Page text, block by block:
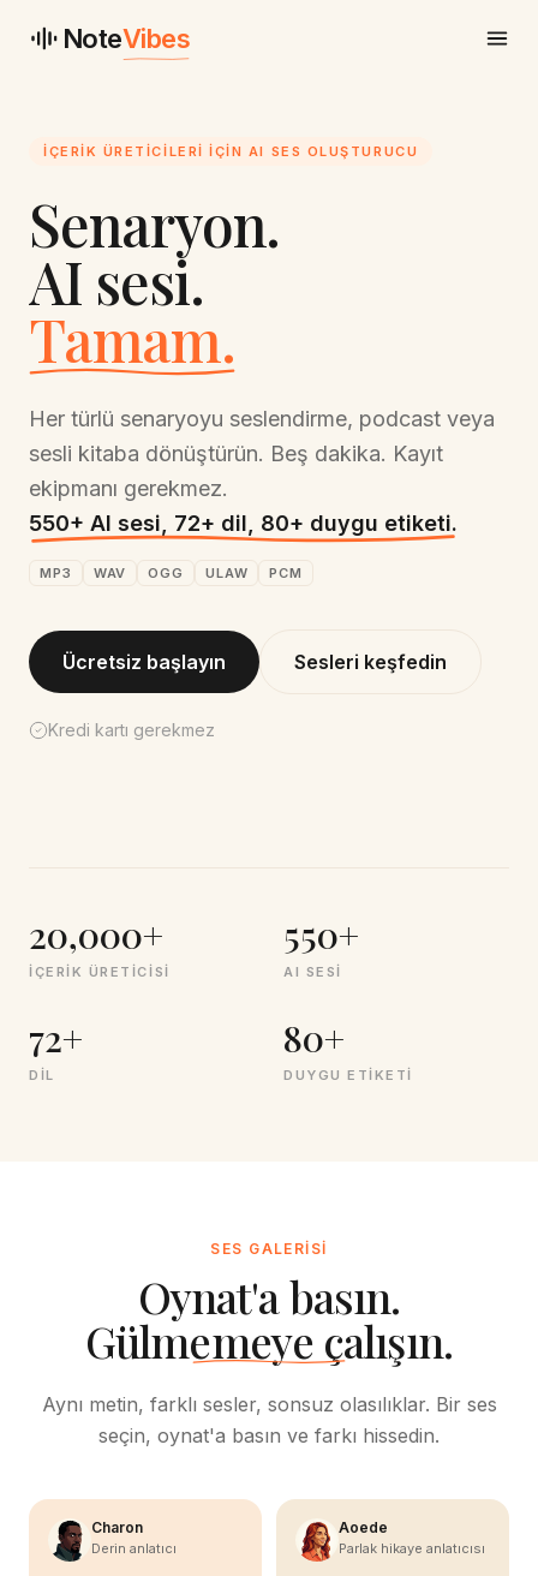
NoteVibes
İÇERIK ÜRETICILERI IÇIN AI SES OLUŞTURUCU
Senaryon.
AI sesi.
Tamam.
Her türlü senaryoyu seslendirme, podcast veya
sesli kitaba dönüştürün. Beş dakika. Kayıt
ekipmanı gerekmez.
550+ AI sesi, 72+ dil, 80+ duygu etiketi.
MP3 WAV OGG ULAW PCM
Ücretsiz başlayın Sesleri keşfedin
Kredi kartı gerekmez
20,000+
İÇERIK ÜRETICISI
550+
AI SESI
72+
DIL
80+
DUYGU ETIKETI
SES GALERISI
Oynat'a basın.
Gülmemeye çalışın.
Aynı metin, farklı sesler, sonsuz olasılıklar. Bir ses
seçin, oynat'a basın ve farkı hissedin.
Charon
Derin anlatıcı
Aoede
Parlak hikaye anlatıcısı